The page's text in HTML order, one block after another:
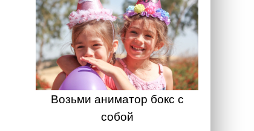
Возьми аниматор бокс с
собой